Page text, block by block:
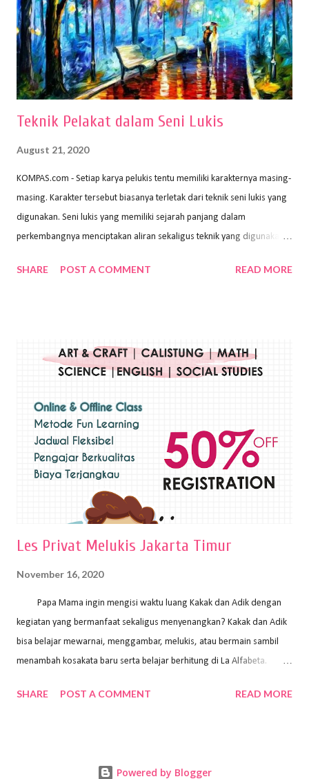
adalah tidak mudah sobek, mengingat menggambar merupakan
proses menggores dan menghapus. Kertas adalah bahan yang paling
ideal digunakan untuk menggambar. Dalam menggambar
menggunakan pen...
Teknik Pelakat dalam Seni Lukis
August 21, 2020
KOMPAS.com - Setiap karya pelukis tentu memiliki karakternya masing-
masing. Karakter tersebut biasanya terletak dari teknik seni lukis yang
digunakan. Seni lukis yang memiliki sejarah panjang dalam
perkembangnya menciptakan aliran sekaligus teknik yang digunakan.
Wayan Kun Adnyana, teknik yang berbeda tentunya akan
menggunakan bahan dasar cat air, cat akrilik, atau cat minyak dengan
sapuan warna cat yang tebal. Dengan memberikan sapuan warna
pelukis untuk menghasilkan lukisan yang mempesona dan tentunya
bernilai tinggi. Ciri teknik plakat Ciri-ciri teknik plakat, yaitu: Sapuan
warna yang kental dan tebal. Hasil lukisan menutupi seluruh bagian
medianya Mem...
SHARE POST A COMMENT READ MORE
Les Privat Melukis Jakarta Timur
November 16, 2020
Papa Mama ingin mengisi waktu luang Kakak dan Adik dengan
kegiatan yang bermanfaat sekaligus menyenangkan? Kakak dan Adik
bisa belajar mewarnai, menggambar, melukis, atau bermain sambil
menambah kosakata baru serta belajar berhitung di La Alfabeta.
kok untuk mengajar dengan metode yang fun, La Alfabeta
SHARE POST A COMMENT READ MORE
Powered by Blogger